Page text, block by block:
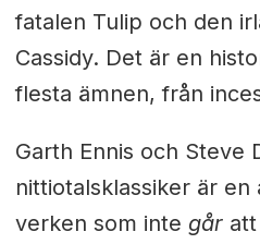
fatalen Tulip och den
Cassidy. Det är en
flesta ämnen, från
Garth Ennis och Steve
nittiotalsklassiker är en
verken som inte gåratt